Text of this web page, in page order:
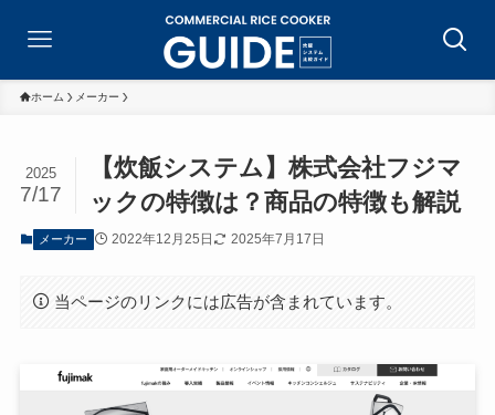
ホーム メーカー
【炊飯システム】株式会社フジマ
ックの特徴は？商品の特徴も解説
2025
7/17
メーカー 2022年12月25日 2025年7月17日
当ページのリンクには広告が含まれています。